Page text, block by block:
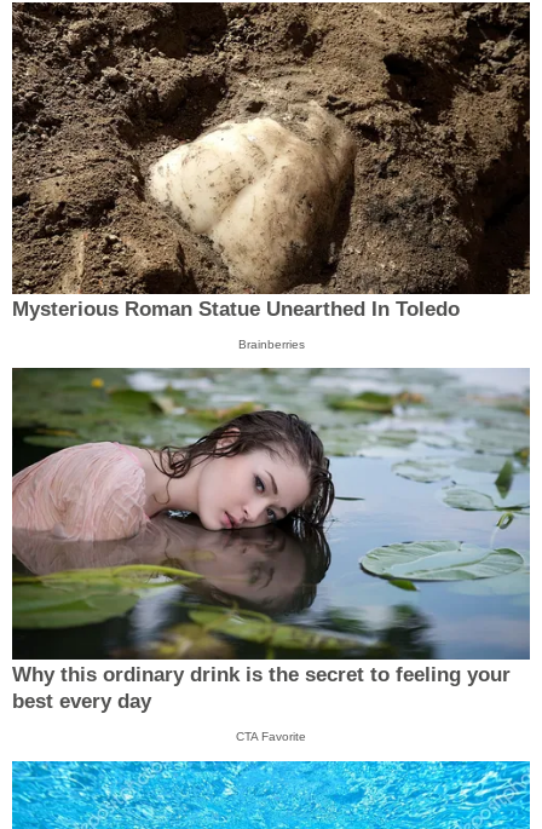
Mysterious Roman Statue Unearthed In Toledo
Brainberries
Why this ordinary drink is the secret to feeling your
best every day
CTA Favorite